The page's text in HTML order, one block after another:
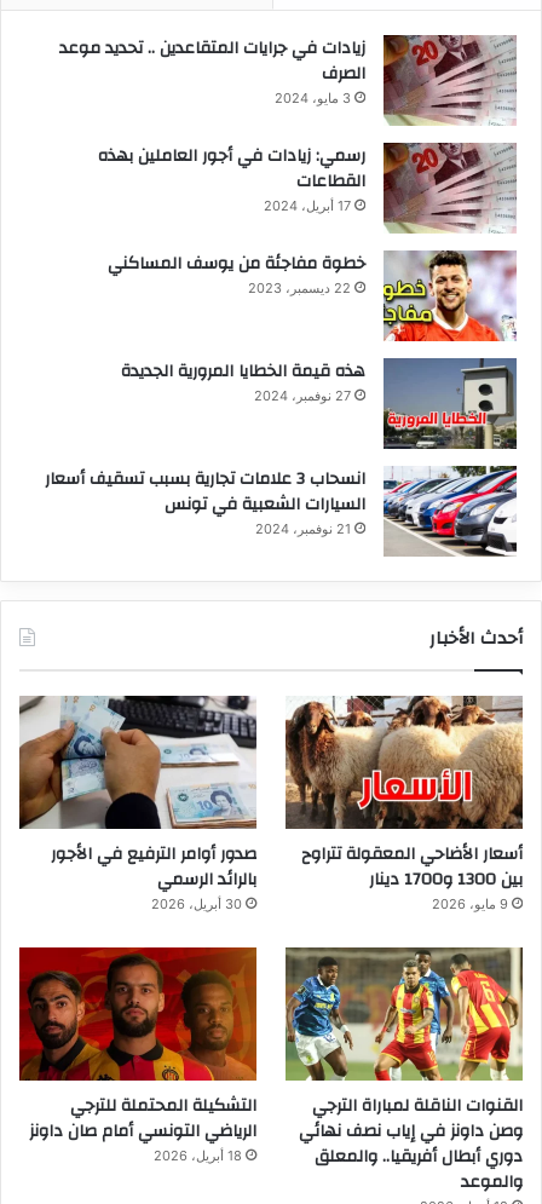
زيادات في جرايات المتقاعدين .. تحديد موعد
الصرف
3 مايو، 2024
رسمي: زيادات في أجور العاملين بهذه
القطاعات
17 أبريل، 2024
خطوة مفاجئة من يوسف المساكني
22 ديسمبر، 2023
هذه قيمة الخطايا المرورية الجديدة
27 نوفمبر، 2024
انسحاب 3 علامات تجارية بسبب تسقيف أسعار
السيارات الشعبية في تونس
21 نوفمبر، 2024
أحدث الأخبار
أسعار الأضاحي المعقولة تتراوح
بين 1300 و1700 دينار
9 مايو، 2026
صدور أوامر الترفيع في الأجور
بالرائد الرسمي
30 أبريل، 2026
القنوات الناقلة لمباراة الترجي
وصن داونز في إياب نصف نهائي
دوري أبطال أفريقيا.. والمعلق
والموعد
التشكيلة المحتملة للترجي
الرياضي التونسي أمام صان داونز
18 أبريل، 2026